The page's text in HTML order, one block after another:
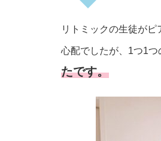
リトミックの生徒が
心配でしたが、1つ1
たです。